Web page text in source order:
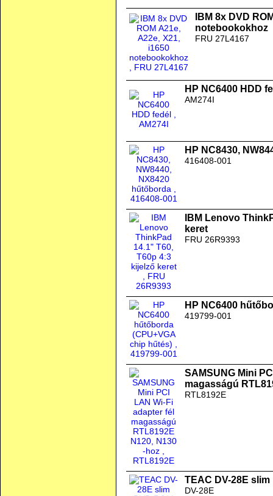
IBM 8x DVD
notebookokhoz
FRU 27L4167
HP NC6400 HDD
AM274I
HP NC8430,
416408-001
IBM Lenovo
keret
FRU 26R9393
HP NC6400
419799-001
SAMSUNG Mini
magasságú
RTL8192E
TEAC DV-28E
DV-28E